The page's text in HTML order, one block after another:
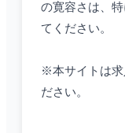
の寛容さは、
てください。
※本サイトは求
ださい。